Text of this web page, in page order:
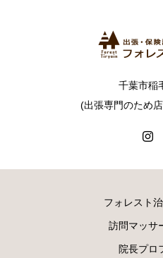
千葉市稲
(出張専門のため
フォレスト
訪問マッサ
院長プロ